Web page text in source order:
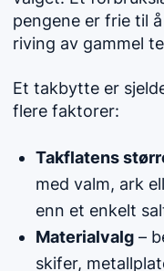
pengene er frie til
riving av gammel
Et takbytte er
flere faktorer:
Takflatens
med valm, ark
enn et enkelt
Materialvalg –
skifer,